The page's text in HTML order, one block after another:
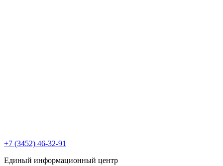
+7 (3452) 46-32-91
Единый информационный центр